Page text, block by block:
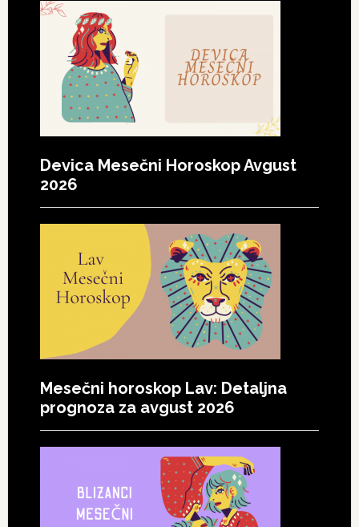
Devica Mesečni Horoskop Avgust
2026
Mesečni horoskop Lav: Detaljna
prognoza za avgust 2026